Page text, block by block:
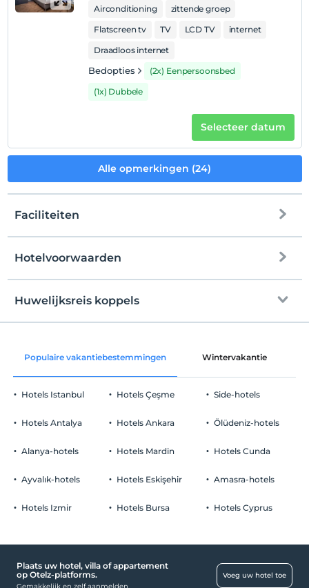
Airconditioning
zittende groep
Flatscreen tv
TV LCD TV
internet
Draadloos internet
Bedopties
(2x) Eenpersoonsbed
(1x) Dubbele
Selecteer datum
Alle opmerkingen (24)
Faciliteiten
Vrij wifi
kamers
Parkeren (op eigen terrein)
De ingang van de hoofdingang is platvoet
Gezondheid
Hotelvoorwaarden
Check in
Na 14:00
Uitchecken
huisdier
Er zijn rookruimtes beschikbaar
kinderen
1 kind(eren) tot de leeftijd van 6 per kamer wordt/worden niet in
rekening gebracht
Huwelijksreis koppels
Transferservice met korting
Fruitmand op de kamer
Populaire vakantiebestemmingen Wintervakantie
Hotels Istanbul
Hotels Antalya
Alanya-hotels
Ayvalık-hotels
Hotels Izmir
Hotels Çeşme
Hotels Ankara
Hotels Mardin
Hotels Eskişehir
Hotels Bursa
Side-hotels
Ölüdeniz-hotels
Hotels Cunda
Amasra-hotels
Hotels Cyprus
Plaats uw hotel, villa of appartement
op Otelz-platforms.
Voeg uw hotel toe